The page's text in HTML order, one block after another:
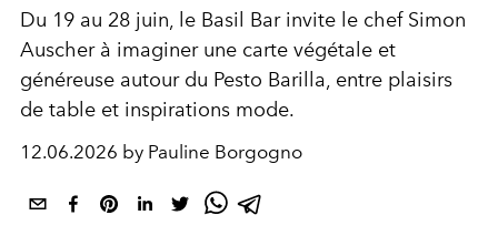
Du 19 au 28 juin, le Basil Bar invite le chef Simon
Auscher à imaginer une carte végétale et
généreuse autour du Pesto Barilla, entre plaisirs
de table et inspirations mode.
12.06.2026 by Pauline Borgogno